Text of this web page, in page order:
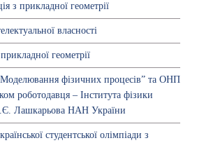
з прикладної геометрії
власності
геометрії
фізичних процесів” та ОНП
роботодавця – Інститута фізики
Лашкарьова НАН України
студентської олімпіади з